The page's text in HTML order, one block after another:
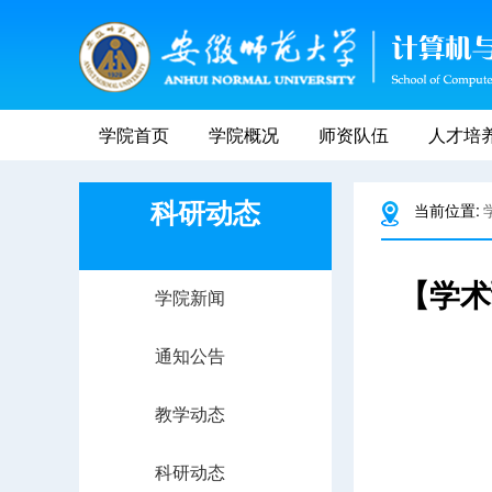
学院首页 学院概况 师资队伍 人才培
科研动态
学院新闻
通知公告
教学动态
科研动态
当前位置:
【学